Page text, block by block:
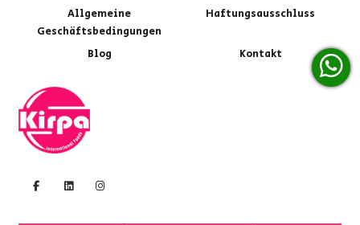
Allgemeine
Geschäftsbedingungen
Haftungsausschluss
Blog Kontakt